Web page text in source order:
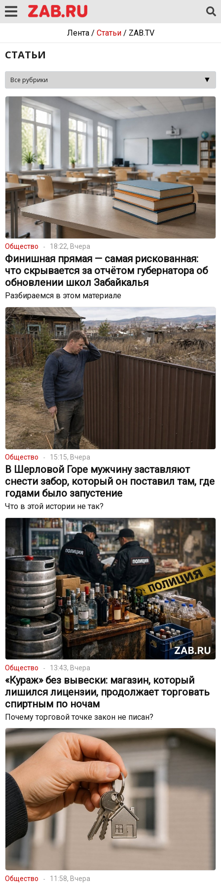
Лента/ Статьи/ ZAB.TV
СТАТЬИ
Общество 18:22, Вчера
Финишная прямая — самая рискованная:
что скрывается за отчётом губернатора об
обновлении школ Забайкалья
Разбираемся в этом материале
Общество 15:15, Вчера
В Шерловой Горе мужчину заставляют
снести забор, который он поставил там, где
годами было запустение
Что в этой истории не так?
Общество 13:43, Вчера
«Кураж» без вывески: магазин, который
лишился лицензии, продолжает торговать
спиртным по ночам
Почему торговой точке закон не писан?
Общество 11:58, Вчера